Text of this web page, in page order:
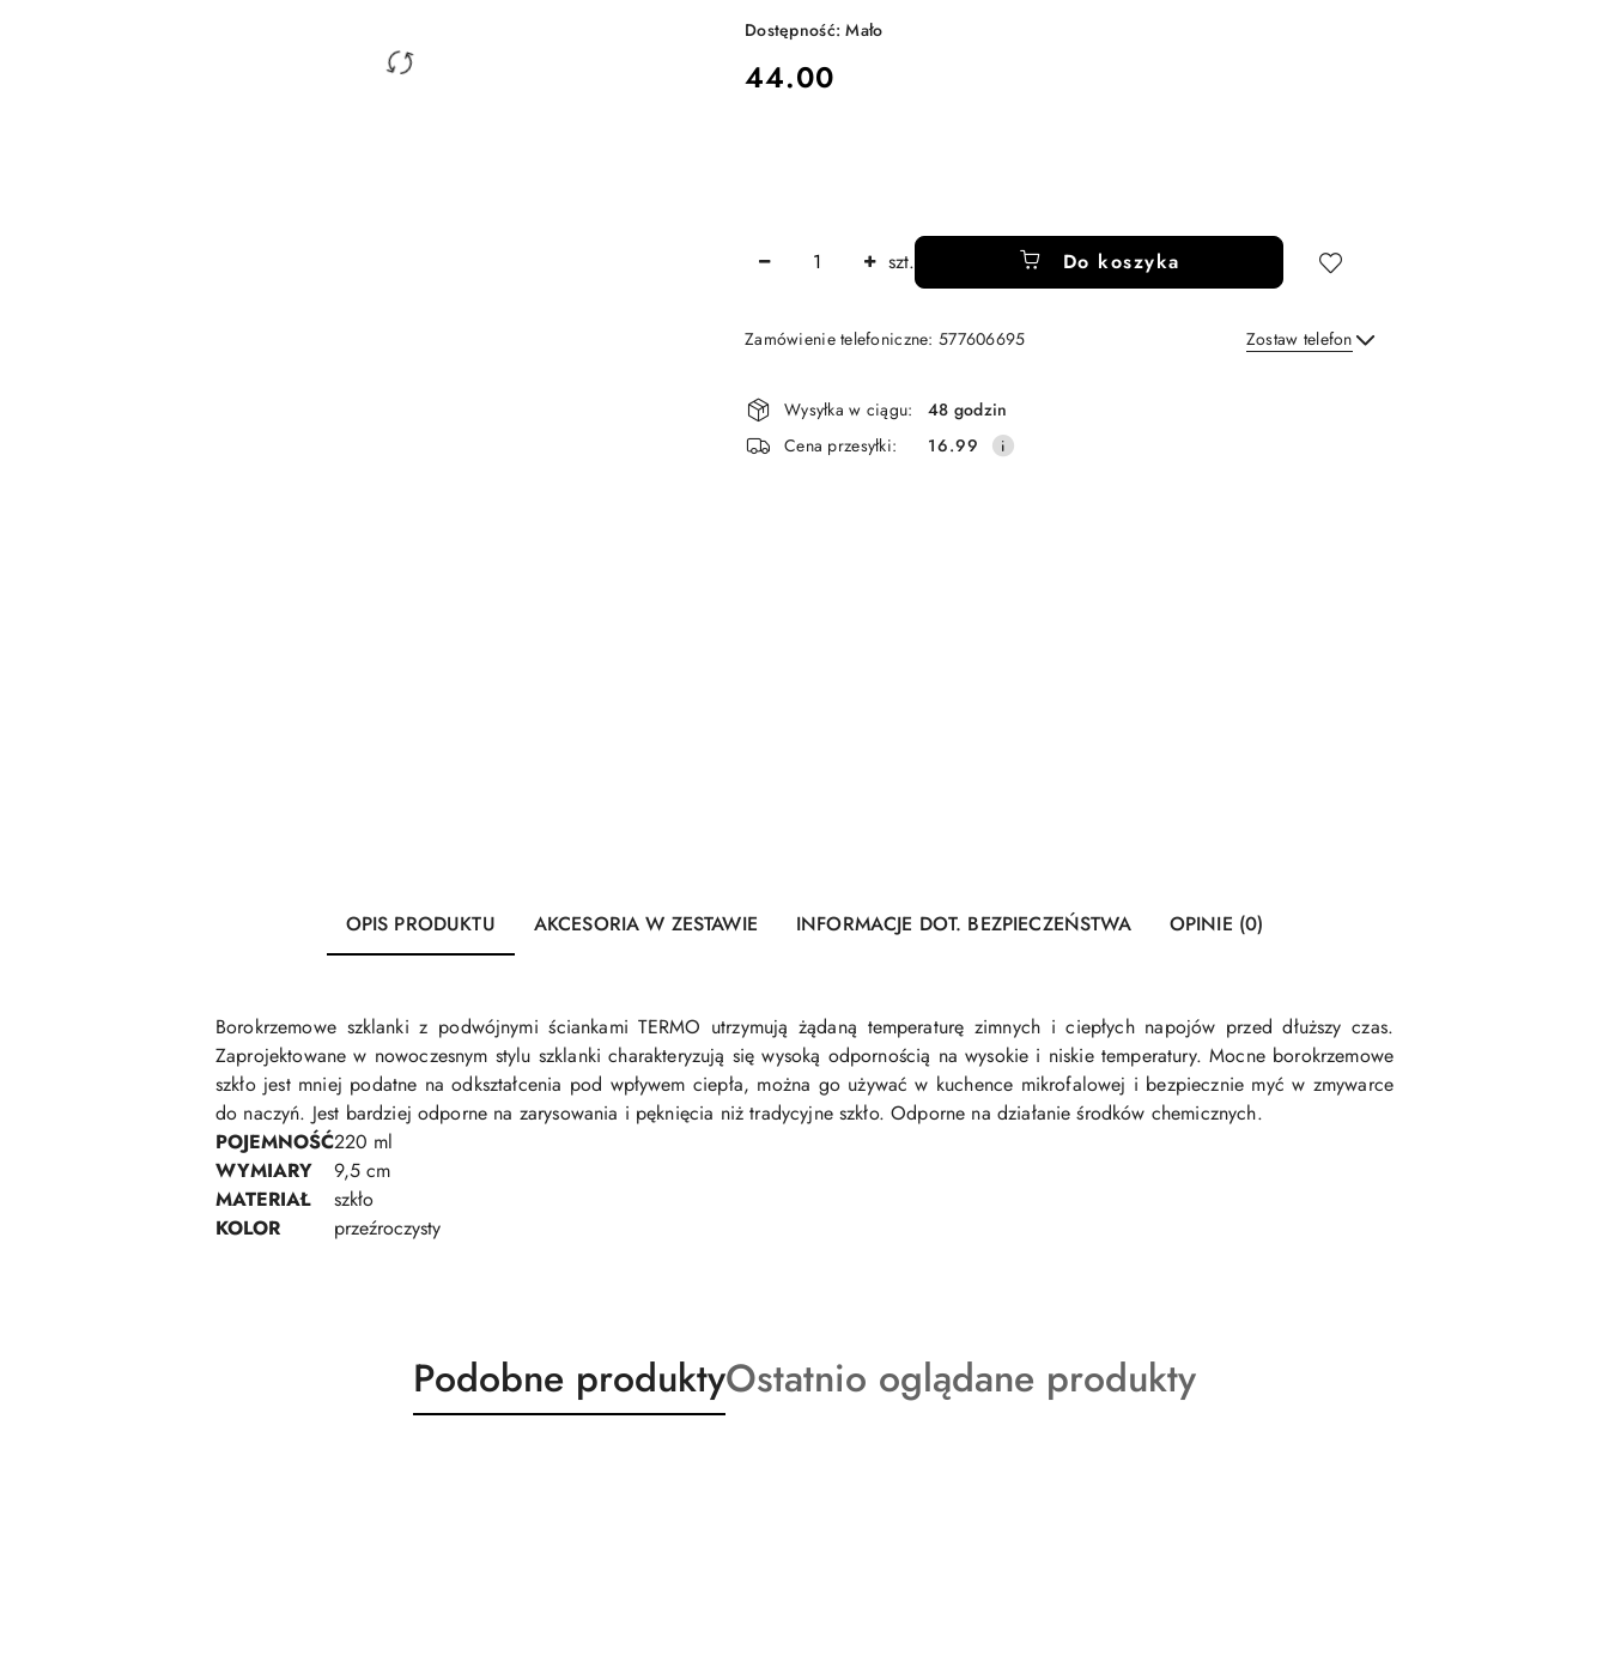
Dostępność:Mało
cena:
44.00
szt. Do koszyka
Zamówienie telefoniczne: 577606695 Zostaw telefon
Dostępność
i
dostawa
Wysyłka w ciągu:
48 godzin
Cena przesyłki:
16.99
OPIS PRODUKTU AKCESORIA W ZESTAWIE INFORMACJE DOT. BEZPIECZEŃSTWA OPINIE (0)
Borokrzemowe szklanki z podwójnymi ściankami TERMO utrzymują żądaną temperaturę zimnych i ciepłych napojów przed dłuższy czas.
Zaprojektowane w nowoczesnym stylu szklanki charakteryzują się wysoką odpornością na wysokie i niskie temperatury. Mocne borokrzemowe
szkło jest mniej podatne na odkształcenia pod wpływem ciepła, można go używać w kuchence mikrofalowej i bezpiecznie myć w zmywarce
do naczyń. Jest bardziej odporne na zarysowania i pęknięcia niż tradycyjne szkło. Odporne na działanie środków chemicznych.
POJEMNOŚĆ220 ml
WYMIARY
9,5 cm
MATERIAŁ
szkło
KOLOR
przeźroczysty
Produkty
o
Podobne produktyProdukty
o
Ostatnio oglądane produkty